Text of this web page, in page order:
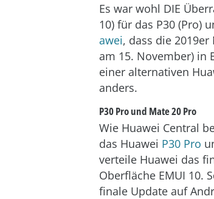
Es war wohl DIE
10) für das P30 (Pro)
awei, dass die
am 15. November) in
einer alternativen
anders.
P30 Pro und Mate 20 Pro
Wie Huawei Central
das Huawei P30 Pro
verteile Huawei das
Oberfläche EMUI 10.
finale Update auf